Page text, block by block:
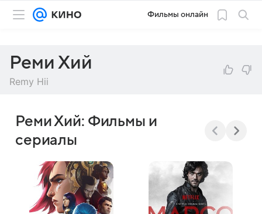
Фильмы онлайн
Реми Хий
Remy Hii
Реми Хий: Фильмы и
сериалы